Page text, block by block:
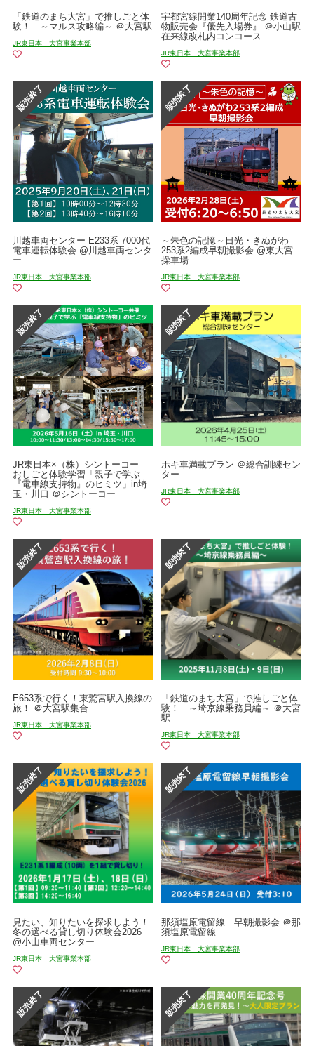
「鉄道のまち大宮」で推しごと体
験！ ～マルス攻略編～ ＠大宮駅
JR東日本 大宮事業本部
宇都宮線開業140周年記念 鉄道古
物販売会『優先入場券』 ＠小山駅
在来線改札内コンコース
JR東日本 大宮事業本部
川越車両センター E233系 7000代
電車運転体験会 @川越車両センタ
ー
JR東日本 大宮事業本部
～朱色の記憶～日光・きぬがわ
253系2編成早朝撮影会 @東大宮
操車場
JR東日本 大宮事業本部
JR東日本×（株）シントーコー
おしごと体験学習「親子で学ぶ
『電車線支持物』のヒミツ」in埼
玉・川口 ＠シントーコー
JR東日本 大宮事業本部
ホキ車満載プラン ＠総合訓練セン
ター
JR東日本 大宮事業本部
E653系で行く！東鷲宮駅入換線の
旅！ ＠大宮駅集合
JR東日本 大宮事業本部
「鉄道のまち大宮」で推しごと体
験！ ～埼京線乗務員編～ ＠大宮
駅
JR東日本 大宮事業本部
見たい、知りたいを探求しよう！
冬の選べる貸し切り体験会2026
@小山車両センター
JR東日本 大宮事業本部
那須塩原電留線 早朝撮影会 ＠那
須塩原電留線
JR東日本 大宮事業本部